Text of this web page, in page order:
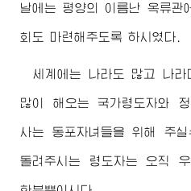
날에는 평양의 이름난 옥류관
회도 마련해주도록 하시였다.
세계에는 나라도 많고 나
많이 해오는 국가령도자와 정
사는 동포자녀들을 위해 주
돌려주시는 령도자는 오직